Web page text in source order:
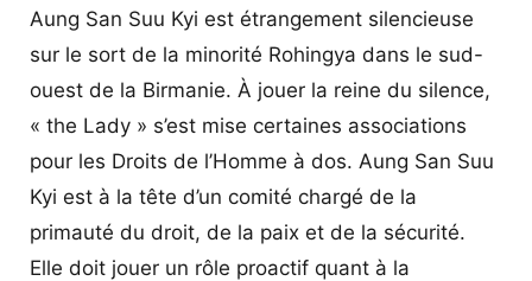
Aung San Suu Kyi est étrangement silencieuse
sur le sort de la minorité Rohingya dans le sud-
ouest de la Birmanie. À jouer la reine du silence,
« the Lady » s’est mise certaines associations
pour les Droits de l’Homme à dos. Aung San Suu
Kyi est à la tête d’un comité chargé de la
primauté du droit, de la paix et de la sécurité.
Elle doit jouer un rôle proactif quant à la